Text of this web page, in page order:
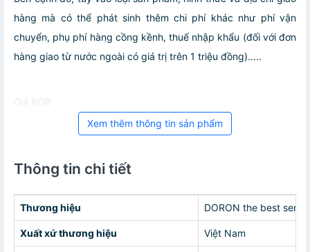
hàng mà có thể phát sinh thêm chi phí khác như phí vận
chuyển, phụ phí hàng cồng kềnh, thuế nhập khẩu (đối với đơn
hàng giao từ nước ngoài có giá trị trên 1 triệu đồng).....
Giá BOB
Xem thêm thông tin sản phẩm
Thông tin chi tiết
Thương hiệu DORON the best
Xuất xứ thương hiệu Việt Nam